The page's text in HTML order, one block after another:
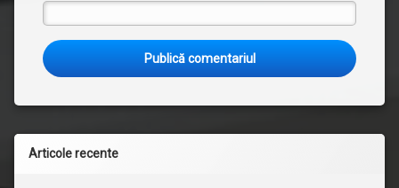
Articole recente